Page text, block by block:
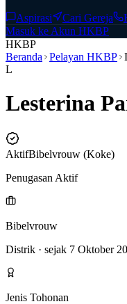
Aspirasi Cari Gereja
Masuk ke Akun HKBP
HKBP
Beranda
Pelayan HKBP
L
Lesterina
AktifBibelvrouw (Koke)
Penugasan Aktif
Bibelvrouw
Distrik · sejak 7 Oktober
Jenis Tohonan